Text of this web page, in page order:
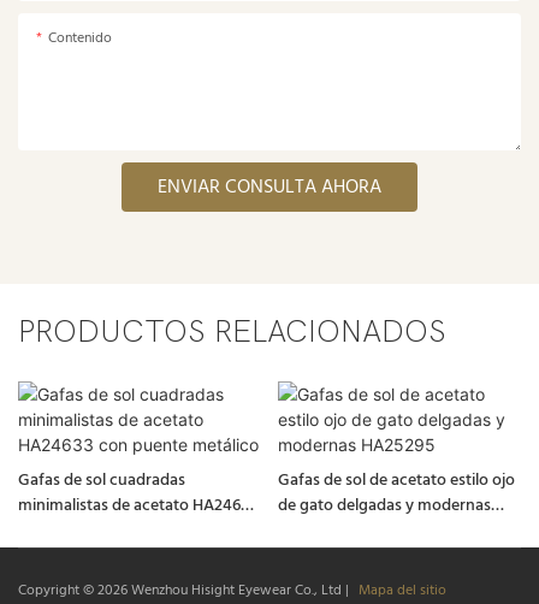
Contenido
ENVIAR CONSULTA AHORA
PRODUCTOS RELACIONADOS
Gafas de sol cuadradas
minimalistas de acetato HA24633
Gafas de sol de acetato estilo ojo
de gato delgadas y modernas
Copyright © 2026Wenzhou Hisight Eyewear Co., Ltd | Mapa del sitio